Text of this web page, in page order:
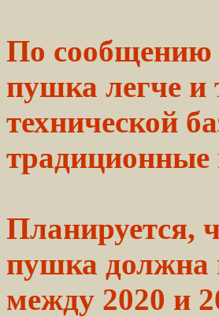
По сообщению
пушка легче
технической
традиционные
Планируется,
пушка
между 2020 и